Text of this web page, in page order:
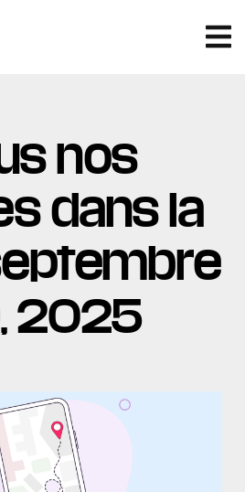
nos
dans la
2025